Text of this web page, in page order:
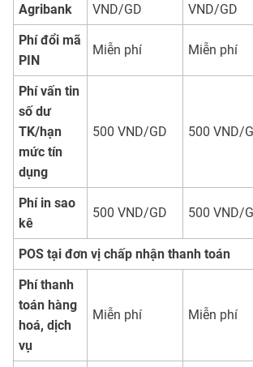
Agribank
VND/GD
VND/GD
Phí đổi mã
PIN
Miễn phí Miễn phí
Phí vấn tin
số dư
TK/hạn
mức tín
dụng
500 VND/GD 500 VND/
Phí in sao
kê
500 VND/GD 500 VND/
POS tại đơn vị chấp nhận thanh toán
Phí thanh
toán hàng
hoá, dịch
vụ
Miễn phí Miễn phí